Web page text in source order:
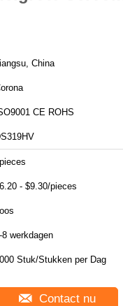
China
CE ROHS
- $9.30/pieces
8 werkdagen
3000 Stuk/Stukken per Dag
Contact nu